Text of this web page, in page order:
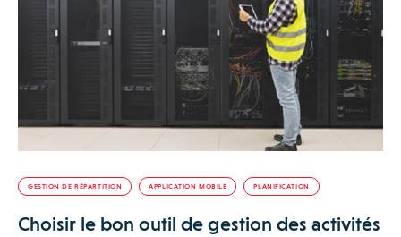
GESTION DE RÉPARTITION APPLICATION MOBILE PLANIFICATION
Choisir le bon outil de gestion des activités